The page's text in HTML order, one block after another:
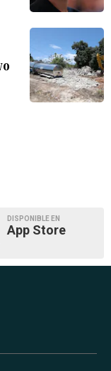
DISPONIBLE EN
App Store